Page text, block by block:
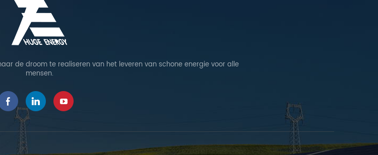
de droom te realiseren van het leveren van schone energie voor alle
mensen.